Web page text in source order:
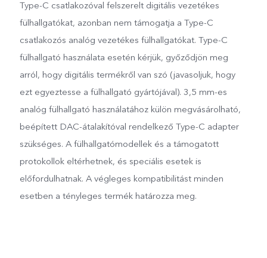
Type-C csatlakozóval felszerelt digitális vezetékes
fülhallgatókat, azonban nem támogatja a Type-C
csatlakozós analóg vezetékes fülhallgatókat. Type-C
fülhallgató használata esetén kérjük, győződjön meg
arról, hogy digitális termékről van szó (javasoljuk, hogy
ezt egyeztesse a fülhallgató gyártójával). 3,5 mm-es
analóg fülhallgató használatához külön megvásárolható,
beépített DAC-átalakítóval rendelkező Type-C adapter
szükséges. A fülhallgatómodellek és a támogatott
protokollok eltérhetnek, és speciális esetek is
előfordulhatnak. A végleges kompatibilitást minden
esetben a tényleges termék határozza meg.